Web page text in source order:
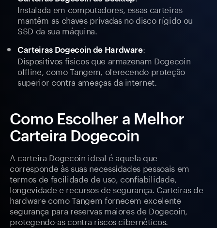
Instalada em computadores, essas carteiras
mantêm as chaves privadas no disco rígido ou
SSD da sua máquina.
Carteiras Dogecoin de Hardware:
Dispositivos físicos que armazenam Dogecoin
offline, como Tangem, oferecendo proteção
superior contra ameaças da internet.
Como Escolher a Melhor
Carteira Dogecoin
A carteira Dogecoin ideal é aquela que
corresponde às suas necessidades pessoais em
termos de facilidade de uso, confiabilidade,
longevidade e recursos de segurança. Carteiras de
hardware como Tangem fornecem excelente
segurança para reservas maiores de Dogecoin,
protegendo-as contra riscos cibernéticos.